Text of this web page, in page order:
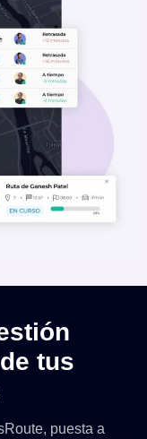
tus
puesta a